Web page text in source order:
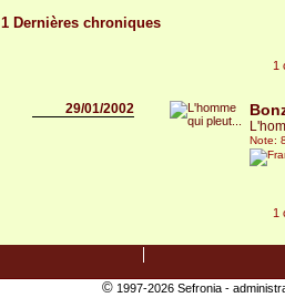
1 Dernières chroniques
1
29/01/2002
Note:
1
©1997-2026 Sefronia -